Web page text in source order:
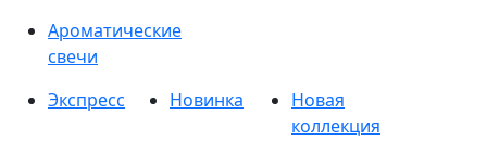
Ароматические
свечи
Экспресс
Новинка
Новая
коллекция